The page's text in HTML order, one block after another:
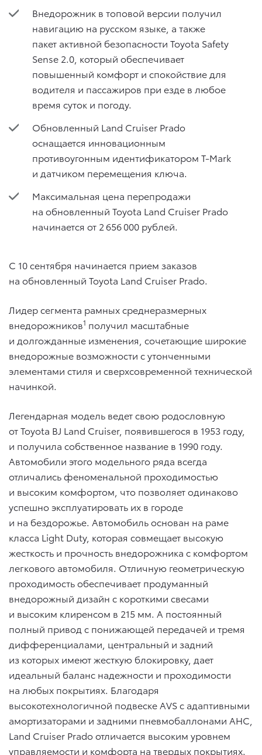
Внедорожник в топовой версии получил
навигацию на русском языке, а также
пакет активной безопасности Toyota Safety
Sense 2.0, который обеспечивает
повышенный комфорт и спокойствие для
водителя и пассажиров при езде в любое
время суток и погоду.
Обновленный Land Cruiser Prado
оснащается инновационным
противоугонным идентификатором T-Mark
и датчиком перемещения ключа.
Максимальная цена перепродажи
на обновленный Toyota Land Cruiser Prado
начинается от 2 656 000 рублей.
С 10 сентября начинается прием заказов
на обновленный Toyota Land Cruiser Prado.
Лидер сегмента рамных среднеразмерных
внедорожников1 получил масштабные
и долгожданные изменения, сочетающие широкие
внедорожные возможности с утонченными
элементами стиля и сверхсовременной технической
начинкой.
Легендарная модель ведет свою родословную
от Toyota BJ Land Cruiser, появившегося в 1953 году,
и получила собственное название в 1990 году.
Автомобили этого модельного ряда всегда
отличались феноменальной проходимостью
и высоким комфортом, что позволяет одинаково
успешно эксплуатировать их в городе
и на бездорожье. Автомобиль основан на раме
класса Light Duty, которая совмещает высокую
жесткость и прочность внедорожника с комфортом
легкового автомобиля. Отличную геометрическую
проходимость обеспечивает продуманный
внедорожный дизайн с короткими свесами
и высоким клиренсом в 215 мм. А постоянный
полный привод с понижающей передачей и тремя
дифференциалами, центральный и задний
из которых имеют жесткую блокировку, дает
идеальный баланс надежности и проходимости
на любых покрытиях. Благодаря
высокотехнологичной подвеске AVS с адаптивными
амортизаторами и задними пневмобаллонами AHC,
Land Cruiser Prado отличается высоким уровнем
управляемости и комфорта на твердых покрытиях.